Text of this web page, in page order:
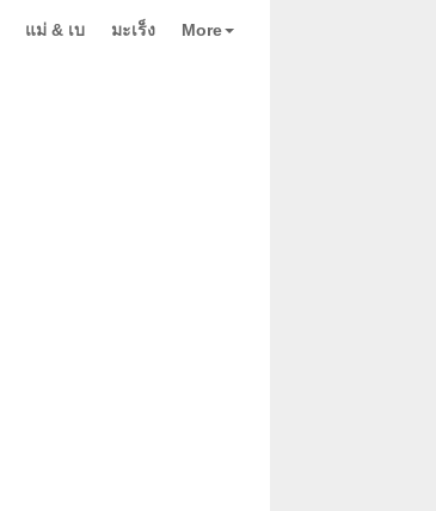
แม่ & เบ มะเร็ง More